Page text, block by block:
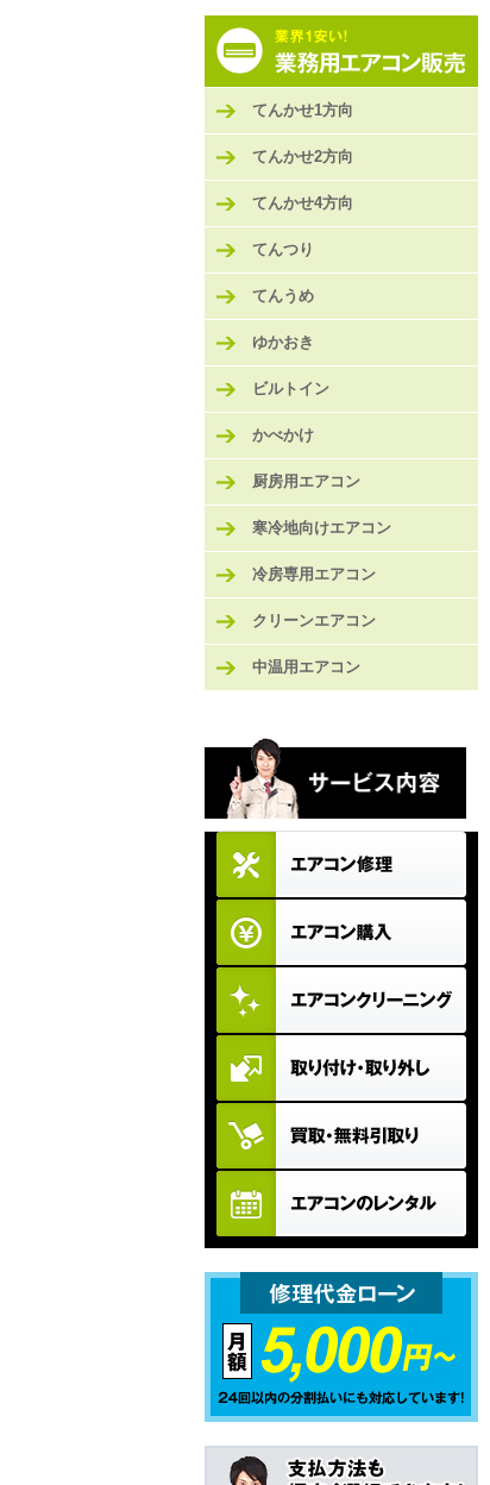
てんかせ1方向
てんかせ2方向
てんかせ4方向
てんつり
てんうめ
ゆかおき
ビルトイン
かべかけ
厨房用エアコン
寒冷地向けエアコン
冷房専用エアコン
クリーンエアコン
中温用エアコン